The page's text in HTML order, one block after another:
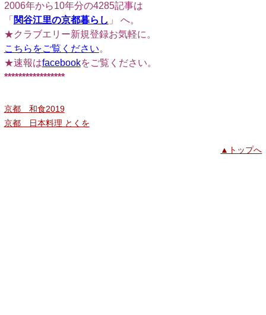
2006年から10年分の4285記事は
「 関谷江里の京都暮らし 」 へ。
★クラブエリー新規登録お気軽に。
こちらをご覧ください。
★速報はfacebookをご覧ください。
*****************
京都 和食2019
京都 日本料理 とくを
▲トップへ